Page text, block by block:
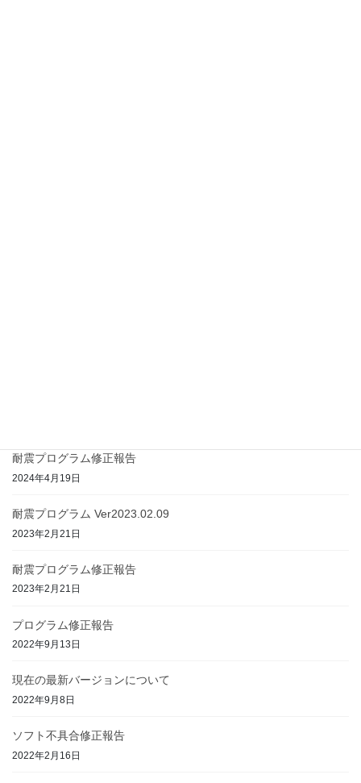
耐震プログラム修正報告
2024年4月19日
耐震プログラム Ver2023.02.09
2023年2月21日
耐震プログラム修正報告
2023年2月21日
プログラム修正報告
2022年9月13日
現在の最新バージョンについて
2022年9月8日
ソフト不具合修正報告
2022年2月16日